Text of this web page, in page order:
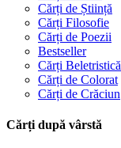
Cărți de Știință
Cărți Filosofie
Cărți de Poezii
Bestseller
Cărți Beletristică
Cărți de Colorat
Cărți de Crăciun
Cărți după vârstă